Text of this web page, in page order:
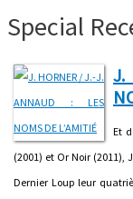
Special
J.
Et
(2001) et Or Noir
Dernier Loup leur